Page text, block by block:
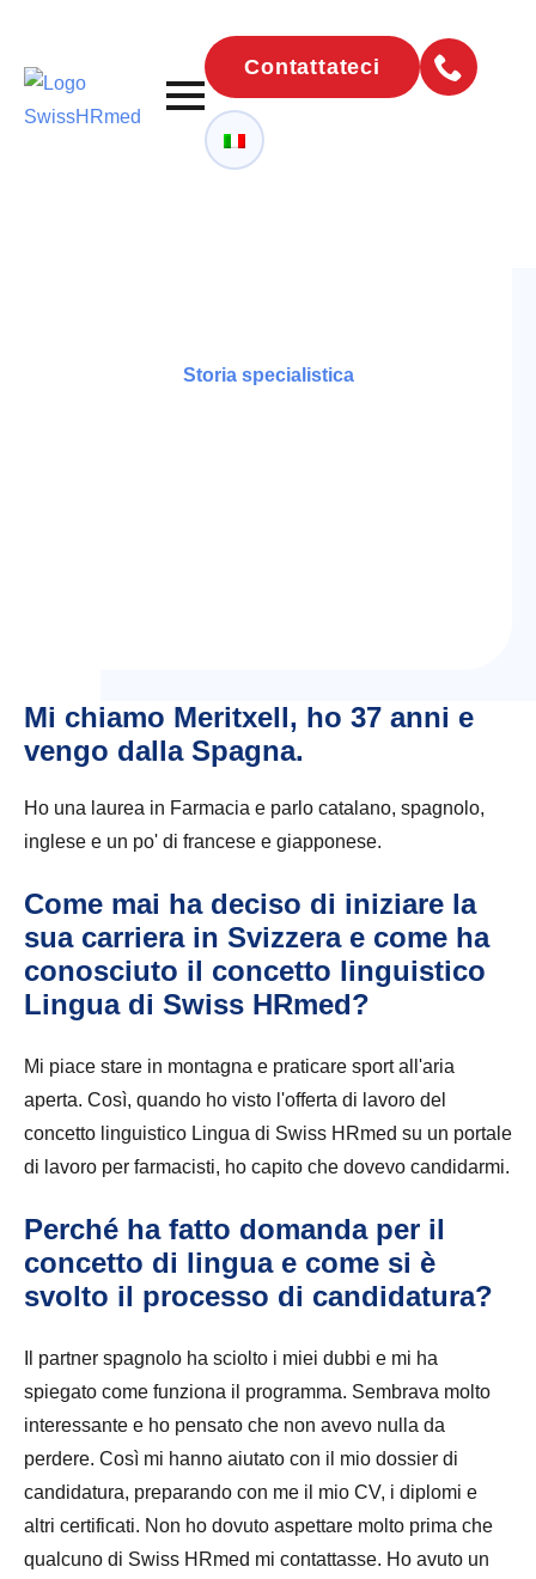
Contattateci
Storia specialistica
Mi chiamo Meritxell, ho 37 anni e
vengo dalla Spagna.
Ho una laurea in Farmacia e parlo catalano, spagnolo,
inglese e un po' di francese e giapponese.
Come mai ha deciso di iniziare la
sua carriera in Svizzera e come ha
conosciuto il concetto linguistico
Lingua di Swiss HRmed?
Mi piace stare in montagna e praticare sport all'aria
aperta. Così, quando ho visto l'offerta di lavoro del
concetto linguistico Lingua di Swiss HRmed su un portale
di lavoro per farmacisti, ho capito che dovevo candidarmi.
Perché ha fatto domanda per il
concetto di lingua e come si è
svolto il processo di candidatura?
Il partner spagnolo ha sciolto i miei dubbi e mi ha
spiegato come funziona il programma. Sembrava molto
interessante e ho pensato che non avevo nulla da
perdere. Così mi hanno aiutato con il mio dossier di
candidatura, preparando con me il mio CV, i diplomi e
altri certificati. Non ho dovuto aspettare molto prima che
qualcuno di Swiss HRmed mi contattasse. Ho avuto un